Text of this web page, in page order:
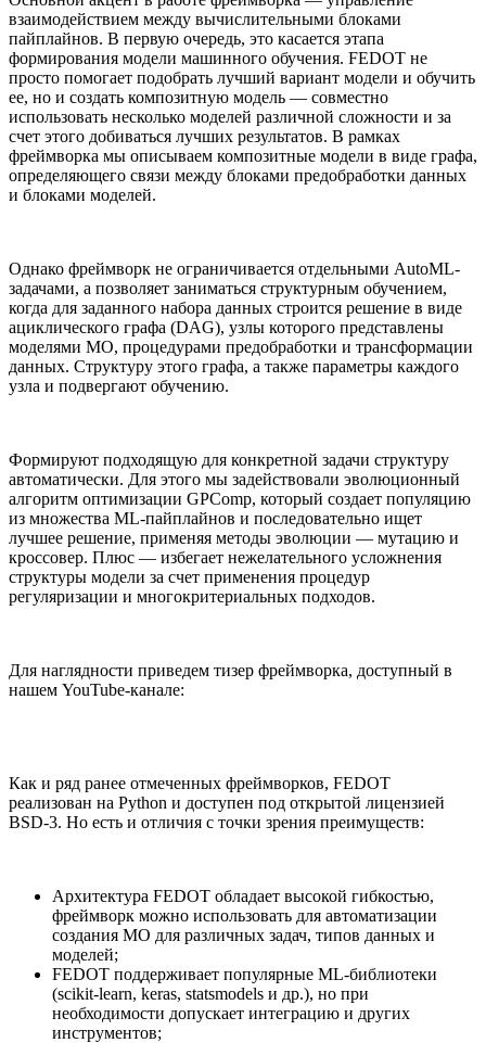
взаимодействием между вычислительными блоками
пайплайнов. В первую очередь, это касается этапа
формирования модели машинного обучения. FEDOT не
просто помогает подобрать лучший вариант модели и обучить
ее, но и создать композитную модель — совместно
использовать несколько моделей различной сложности и за
счет этого добиваться лучших результатов. В рамках
фреймворка мы описываем композитные модели в виде графа,
определяющего связи между блоками предобработки данных
и блоками моделей.
Однако фреймворк не ограничивается отдельными AutoML-
задачами, а позволяет заниматься структурным обучением,
когда для заданного набора данных строится решение в виде
ациклического графа (DAG), узлы которого представлены
моделями МО, процедурами предобработки и трансформации
данных. Структуру этого графа, а также параметры каждого
узла и подвергают обучению.
Формируют подходящую для конкретной задачи структуру
автоматически. Для этого мы задействовали эволюционный
алгоритм оптимизации GPComp, который создает популяцию
из множества ML-пайплайнов и последовательно ищет
лучшее решение, применяя методы эволюции — мутацию и
кроссовер. Плюс — избегает нежелательного усложнения
структуры модели за счет применения процедур
регуляризации и многокритериальных подходов.
Для наглядности приведем тизер фреймворка, доступный в
нашем YouTube-канале:
Как и ряд ранее отмеченных фреймворков, FEDOT
реализован на Python и доступен под открытой лицензией
BSD-3. Но есть и отличия с точки зрения преимуществ:
Архитектура FEDOT обладает высокой гибкостью,
фреймворк можно использовать для автоматизации
создания МО для различных задач, типов данных и
моделей;
FEDOT поддерживает популярные ML-библиотеки
(scikit-learn, keras, statsmodels и др.), но при
необходимости допускает интеграцию и других
инструментов;